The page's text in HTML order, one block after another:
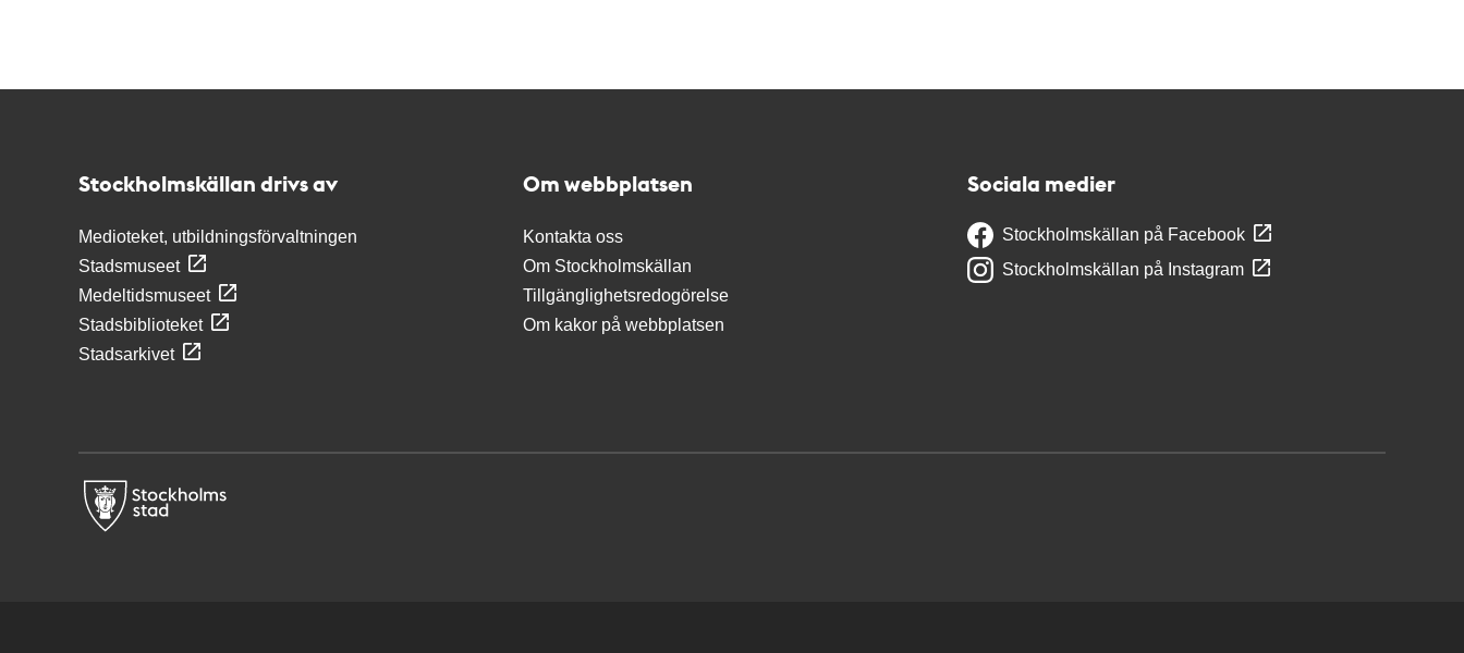
Stockholmskällan drivs av
Medioteket, utbildningsförvaltningen
Stadsmuseet
Medeltidsmuseet
Stadsbiblioteket
Stadsarkivet
Om webbplatsen
Kontakta oss
Om Stockholmskällan
Tillgänglighetsredogörelse
Om kakor på webbplatsen
Sociala medier
Stockholmskällan på Facebook
Stockholmskällan på Instagram